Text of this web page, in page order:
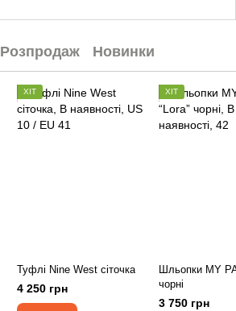
Розпродаж Новинки
ХІТ
Туфлі Nine West сіточка
4 250 грн
ХІТ
Шльопки MY
чорні
3 750 грн